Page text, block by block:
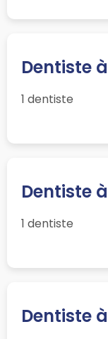
Dentiste
1 dentiste
Dentiste
1 dentiste
Dentiste